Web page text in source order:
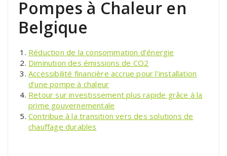
Pompes à Chaleur en
Belgique
Réduction de la consommation d’énergie
Diminution des émissions de CO2
Accessibilité financière accrue pour l’installation
d’une pompe à chaleur
Retour sur investissement plus rapide grâce à la
prime gouvernementale
Contribue à la transition vers des solutions de
chauffage durables